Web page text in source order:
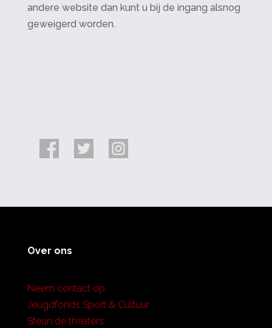
andere website dan kunt u bij de ingang alsnog
geweigerd worden.
Over ons
Neem contact op
Jeugdfonds Sport & Cultuur
Steun de theaters